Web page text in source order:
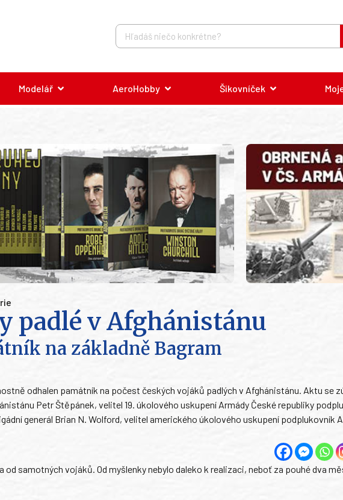
Modelář AeroHobby Šikovníček
padlé v Afghánistánu
na základně Bagram
odhalen památník na počest českých vojáků padlých v Afghánistánu. Aktu se
Petr Štěpánek, velitel 19. úkolového uskupení Armády České republiky
generál Brian N. Wolford, velitel amerického úkolového uskupení podplukovník
od samotných vojáků. Od myšlenky nebylo daleko k realizaci, neboť za pouhé dva